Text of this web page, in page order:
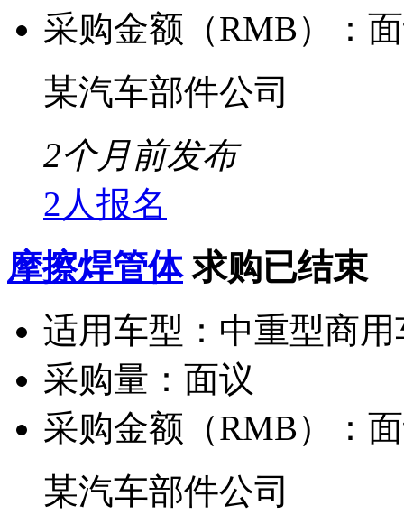
采购金额（RMB）：
某汽车部件公司
2个月前发布
2人报名
摩擦焊管体 求购已结束
适用车型： 中重型商
采购量： 面议
采购金额（RMB）：
某汽车部件公司